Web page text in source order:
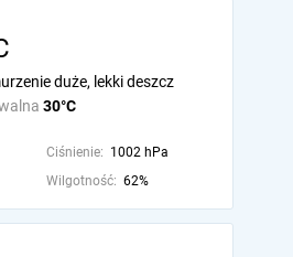
30°C
duże, lekki deszcz
Ciśnienie: 1002 hPa
Wilgotność: 62%